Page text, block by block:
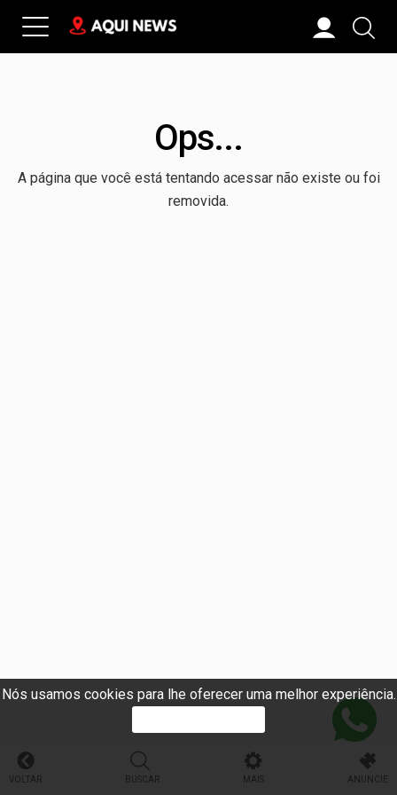
Nós usamos cookies para lhe oferecer uma melhor experiência.
Ops...
A página que você está tentando acessar não existe ou foi
removida.
VOLTAR BUSCAR MAIS ANUNCIE